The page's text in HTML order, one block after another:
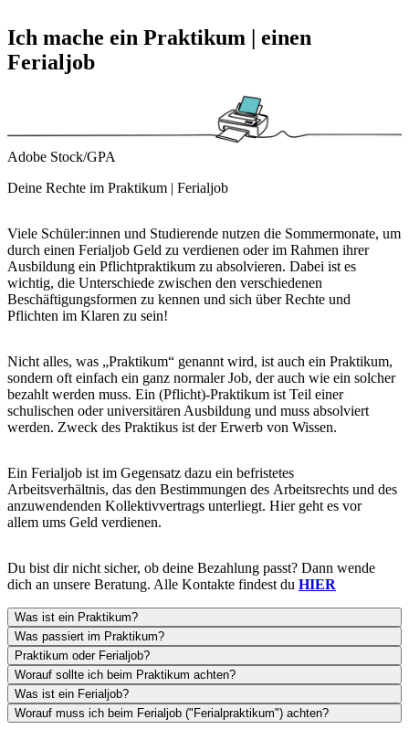
Ich mache ein Praktikum | einen
Ferialjob
Adobe Stock/GPA
Deine Rechte im Praktikum | Ferialjob
Viele Schüler:innen und Studierende nutzen die Sommermonate, um
durch einen Ferialjob Geld zu verdienen oder im Rahmen ihrer
Ausbildung ein Pflichtpraktikum zu absolvieren. Dabei ist es
wichtig, die Unterschiede zwischen den verschiedenen
Beschäftigungsformen zu kennen und sich über Rechte und
Pflichten im Klaren zu sein!
Nicht alles, was „Praktikum“ genannt wird, ist auch ein Praktikum,
sondern oft einfach ein ganz normaler Job, der auch wie ein solcher
bezahlt werden muss. Ein (Pflicht)-Praktikum ist Teil einer
schulischen oder universitären Ausbildung und muss absolviert
werden. Zweck des Praktikus ist der Erwerb von Wissen.
Ein Ferialjob ist im Gegensatz dazu ein befristetes
Arbeitsverhältnis, das den Bestimmungen des Arbeitsrechts und des
anzuwendenden Kollektivvertrags unterliegt. Hier geht es vor
allem ums Geld verdienen.
Du bist dir nicht sicher, ob deine Bezahlung passt? Dann wende
dich an unsere Beratung. Alle Kontakte findest du HIER
Was ist ein Praktikum?
Was passiert im Praktikum?
Praktikum oder Ferialjob?
Worauf sollte ich beim Praktikum achten?
Was ist ein Ferialjob?
Worauf muss ich beim Ferialjob ("Ferialpraktikum") achten?